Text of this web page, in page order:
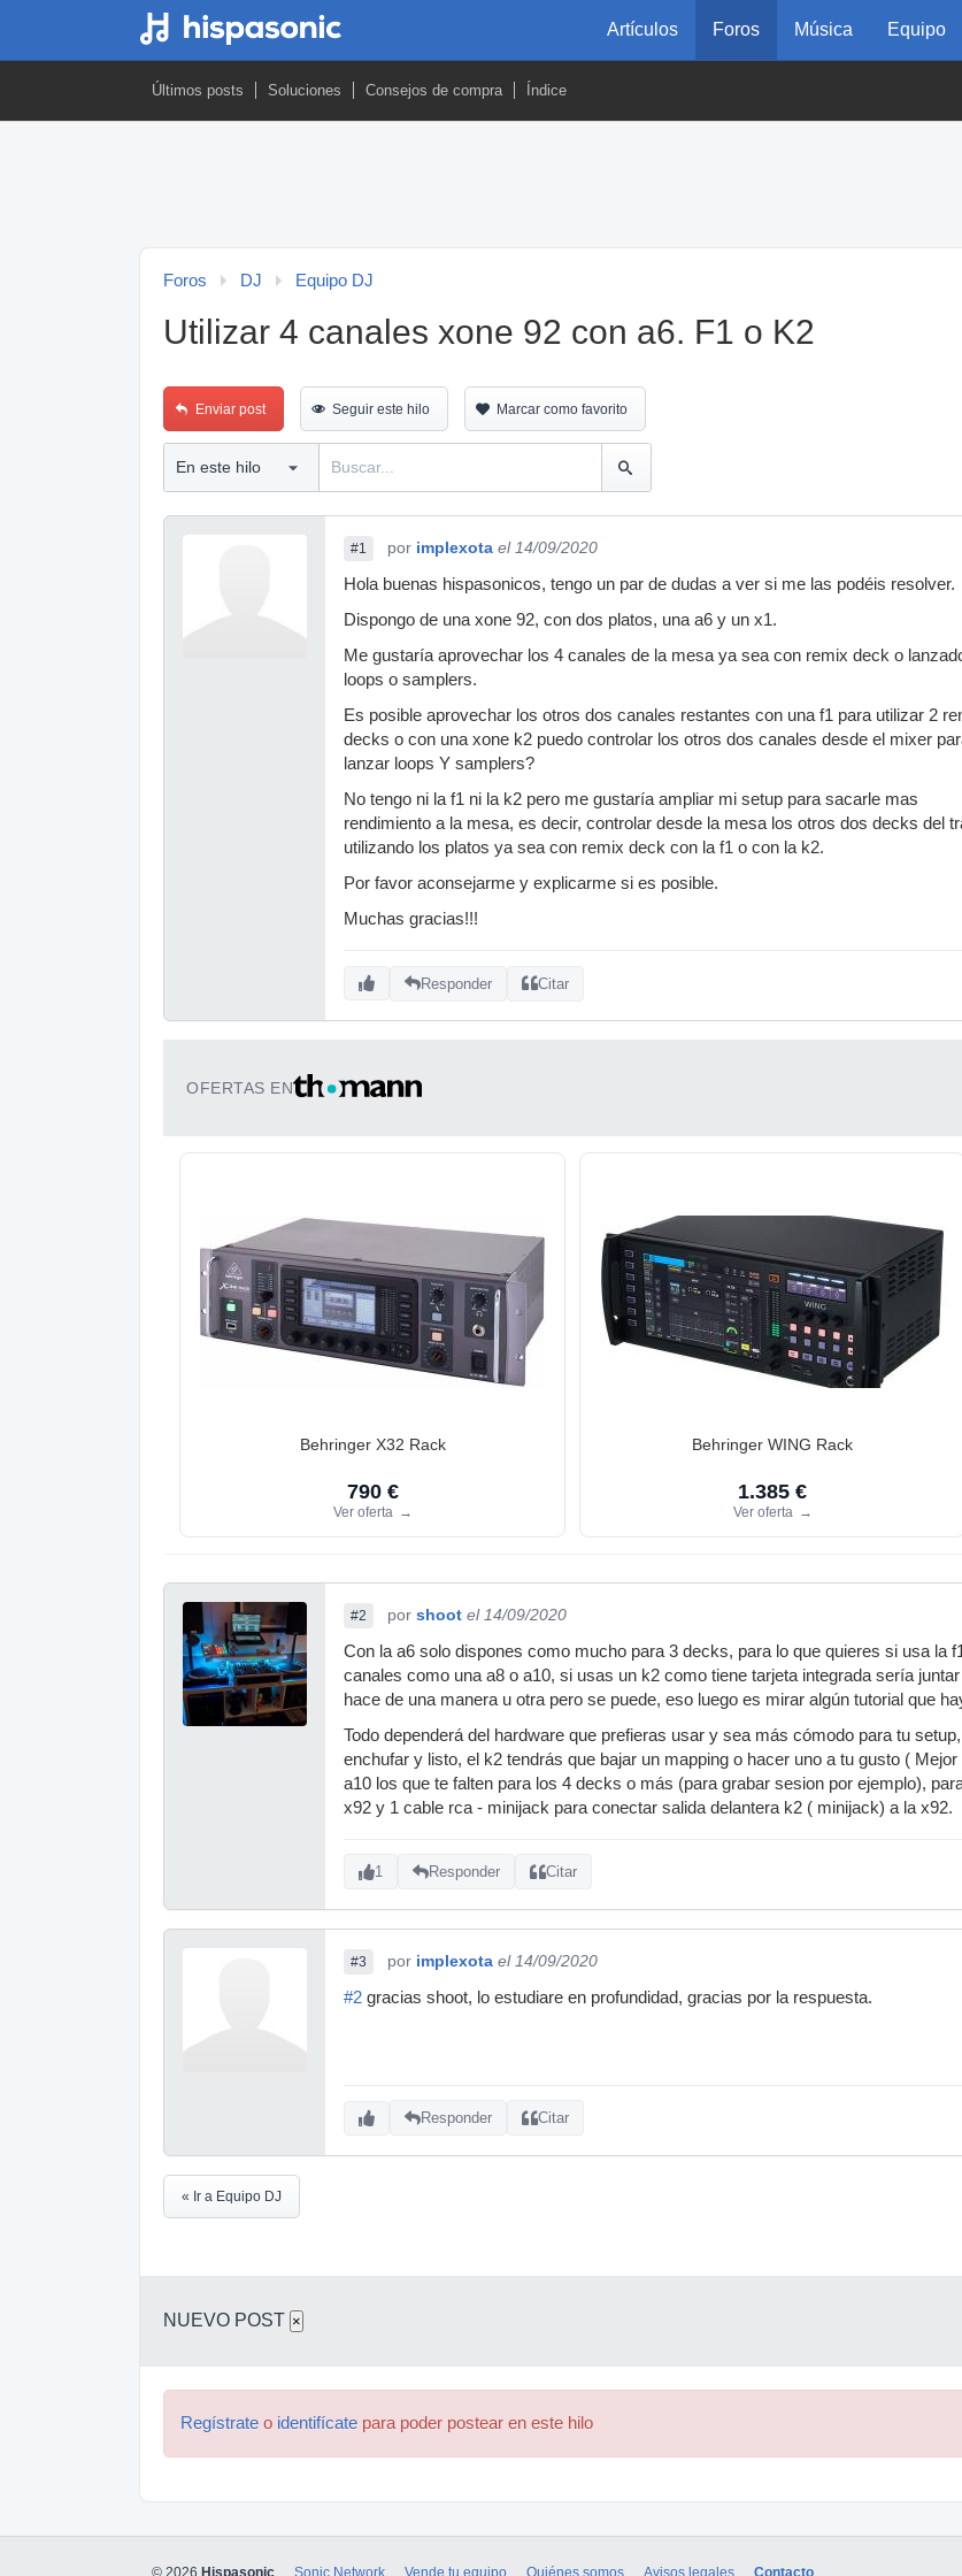
Artículos Foros Música Equipo
Últimos posts Soluciones Consejos de compra Índice
Foros DJ Equipo DJ
Utilizar 4 canales xone 92 con a6. F1 o K2
Enviar post Seguir este hilo Marcar como favorito
#1 por implexota el 14/09/2020
Hola buenas hispasonicos, tengo un par de dudas a ver si me las podéis resolver.
Dispongo de una xone 92, con dos platos, una a6 y un x1.
Me gustaría aprovechar los 4 canales de la mesa ya sea con remix deck o
loops o samplers.
Es posible aprovechar los otros dos canales restantes con una f1 para utilizar 2
decks o con una xone k2 puedo controlar los otros dos canales desde el mixer
lanzar loops Y samplers?
No tengo ni la f1 ni la k2 pero me gustaría ampliar mi setup para sacarle mas
rendimiento a la mesa, es decir, controlar desde la mesa los otros dos decks del
utilizando los platos ya sea con remix deck con la f1 o con la k2.
Por favor aconsejarme y explicarme si es posible.
Muchas gracias!!!
Responder Citar
OFERTAS EN
Behringer X32 Rack
790 €
Ver oferta →
Behringer WING Rack
1.385 €
Ver oferta →
#2 por shoot el 14/09/2020
Con la a6 solo dispones como mucho para 3 decks, para lo que quieres si usa la
canales como una a8 o a10, si usas un k2 como tiene tarjeta integrada sería
hace de una manera u otra pero se puede, eso luego es mirar algún tutorial que
Todo dependerá del hardware que prefieras usar y sea más cómodo para tu
enchufar y listo, el k2 tendrás que bajar un mapping o hacer uno a tu gusto (
a10 los que te falten para los 4 decks o más (para grabar sesion por ejemplo),
x92 y 1 cable rca - minijack para conectar salida delantera k2 ( minijack) a la x92.
1 Responder Citar
#3 por implexota el 14/09/2020
#2 gracias shoot, lo estudiare en profundidad, gracias por la respuesta.
Responder Citar
« Ir a Equipo DJ
NUEVO POST ×
Regístrate o identifícate para poder postear en este hilo
© 2026 Hispasonic Sonic Network Vende tu equipo Quiénes somos Avisos legales Contacto